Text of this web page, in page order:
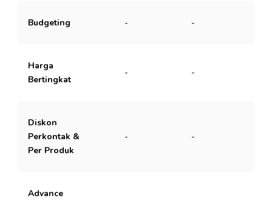
Budgeting - -
Harga
Bertingkat
- -
Diskon
Perkontak &
Per Produk
- -
Advance